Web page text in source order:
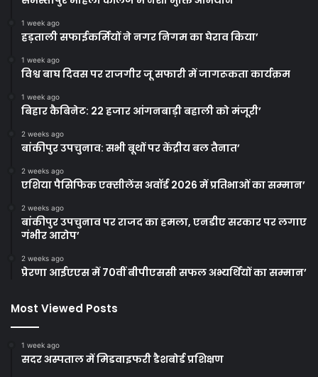
1 week ago
हड़ताली सफाईकर्मियों ने नगर निगम का घेराव किया’
1 week ago
विश्व बाघ दिवस पर राजगीर जू सफारी में जागरूकता कार्यक्रम
1 week ago
बिहार कैबिनेट: 22 हजार आंगनबाड़ी बहाली को मंजूरी’
2 weeks ago
बांकीपुर उपचुनाव: सभी बूथों पर केंद्रीय बल तैनात’
2 weeks ago
एशिया पैसिफिक एक्सीलेंस अवॉर्ड 2026 में प्रतिभाओं का सम्मान’
2 weeks ago
बांकीपुर उपचुनाव पर राजद का हमला, एनडीए सरकार पर लगाए
गंभीर आरोप’
2 weeks ago
प्रेरणा आईएएस में 70वीं बीपीएससी सफल अभ्यर्थियों का सम्मान’
Most Viewed Posts
1 week ago
सदर अस्पताल में मिडवाइफरी डैशबोर्ड प्रशिक्षण